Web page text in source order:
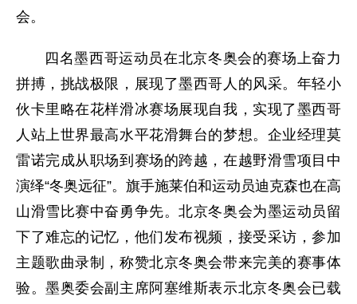
会。
四名墨西哥运动员在北京冬奥会的赛场上奋力
拼搏，挑战极限，展现了墨西哥人的风采。年轻小
伙卡里略在花样滑冰赛场展现自我，实现了墨西哥
人站上世界最高水平花滑舞台的梦想。企业经理莫
雷诺完成从职场到赛场的跨越，在越野滑雪项目中
演绎“冬奥远征”。旗手施莱伯和运动员迪克森也在高
山滑雪比赛中奋勇争先。北京冬奥会为墨运动员留
下了难忘的记忆，他们发布视频，接受采访，参加
主题歌曲录制，称赞北京冬奥会带来完美的赛事体
验。墨奥委会副主席阿塞维斯表示北京冬奥会已载